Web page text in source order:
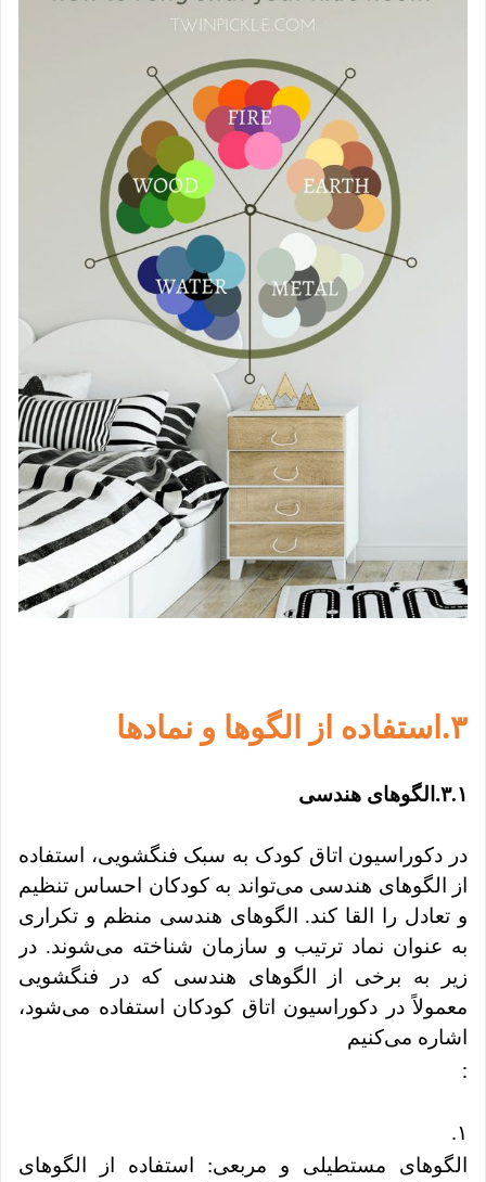
۳. استفاده از الگوها و نمادها
۳.۱. الگوهای هندسی
در دکوراسیون اتاق کودک به سبک فنگشویی، استفاده
از الگوهای هندسی می‌تواند به کودکان احساس تنظیم
و تعادل را القا کند. الگوهای هندسی منظم و تکراری
به عنوان نماد ترتیب و سازمان شناخته می‌شوند. در
زیر به برخی از الگوهای هندسی که در فنگشویی
معمولاً در دکوراسیون اتاق کودکان استفاده می‌شود،
اشاره می‌کنیم
:
۱.
الگوهای مستطیلی و مربعی: استفاده از الگوهای